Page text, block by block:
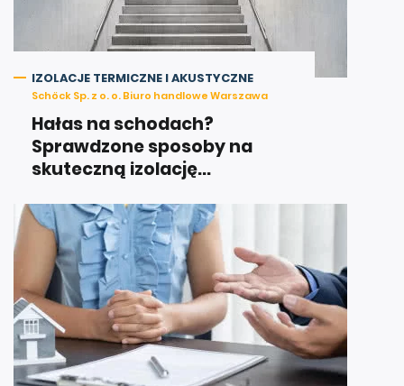
IZOLACJE TERMICZNE I AKUSTYCZNE
Schöck Sp. z o. o. Biuro handlowe Warszawa
Hałas na schodach?
Sprawdzone sposoby na
skuteczną izolację...